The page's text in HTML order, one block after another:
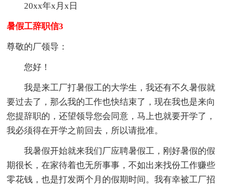
20xx年x月x日
暑假工辞职信3
尊敬的厂领导：
您好！
我是来工厂打暑假工的大学生，我还有不久暑假就
要过去了，那么我的工作也快结束了，现在我也是来向
您提辞职的，还望领导您会同意，马上也就要开学了，
我必须得在开学之前回去，所以请批准。
我暑假开始就来我们厂应聘暑假工，刚好暑假的假
期很长，在家待着也无所事事，不如出来找份工作赚些
零花钱，也是打发两个月的假期时间。我有幸被工厂招